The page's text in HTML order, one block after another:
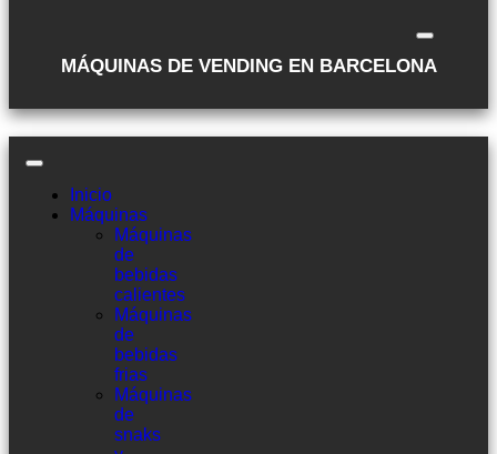
MÁQUINAS DE VENDING EN BARCELONA
Inicio
Máquinas
Máquinas
de
bebidas
calientes
Máquinas
de
bebidas
frias
Máquinas
de
snaks